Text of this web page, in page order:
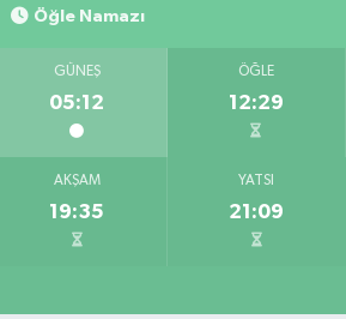
Öğle Namazı
GÜNEŞ
05:12
ÖĞLE
12:29
AKŞAM
19:35
YATSI
21:09